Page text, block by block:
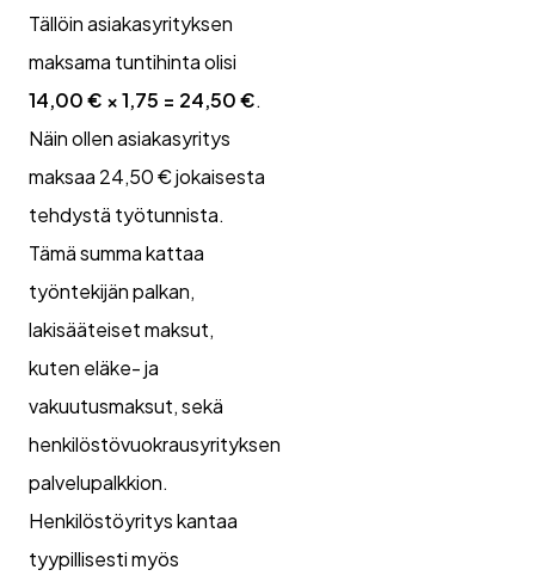
Tällöin asiakasyrityksen
maksama tuntihinta olisi
14,00 € × 1,75 = 24,50 €.
Näin ollen asiakasyritys
maksaa 24,50 € jokaisesta
tehdystä työtunnista.
Tämä summa kattaa
työntekijän palkan,
lakisääteiset maksut,
kuten eläke- ja
vakuutusmaksut, sekä
henkilöstövuokrausyrityksen
palvelupalkkion.
Henkilöstöyritys kantaa
tyypillisesti myös